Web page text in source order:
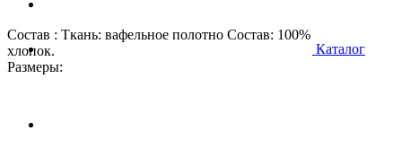
Состав : Ткань: вафельное полотно Состав: 100%
хлопок.
Размеры:
Каталог